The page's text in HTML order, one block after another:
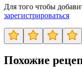
Для того чтобы
зарегистрироваться
Похожие